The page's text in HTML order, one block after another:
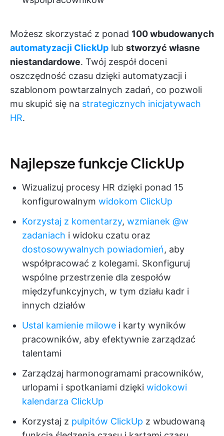
Możesz skorzystać z ponad 100 wbudowanych
automatyzacji ClickUp lub stworzyć własne
niestandardowe. Twój zespół doceni
oszczędność czasu dzięki automatyzacji i
szablonom powtarzalnych zadań, co pozwoli
mu skupić się na strategicznych inicjatywach
HR.
Najlepsze funkcje ClickUp
Wizualizuj procesy HR dzięki ponad 15
konfigurowalnym widokom ClickUp
Korzystaj z komentarzy, wzmianek @w
zadaniach i widoku czatu oraz
dostosowywalnych powiadomień, aby
współpracować z kolegami. Skonfiguruj
wspólne przestrzenie dla zespołów
międzyfunkcyjnych, w tym działu kadr i
innych działów
Ustal kamienie milowe i karty wyników
pracowników, aby efektywnie zarządzać
talentami
Zarządzaj harmonogramami pracowników,
urlopami i spotkaniami dzięki widokowi
kalendarza ClickUp
Korzystaj z pulpitów ClickUp z wbudowaną